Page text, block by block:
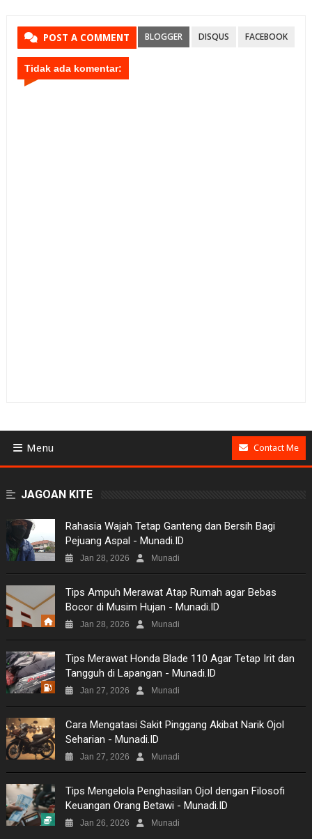
POST A COMMENT BLOGGER DISQUS FACEBOOK
Tidak ada komentar:
Menu
NEWS
MOVIES
MUSIC
PICTURES
SITEMAP
Contact Me
JAGOAN KITE
Rahasia Wajah Tetap Ganteng dan Bersih Bagi
Pejuang Aspal - Munadi.ID
Jan 28, 2026 Munadi
Tips Ampuh Merawat Atap Rumah agar Bebas
Bocor di Musim Hujan - Munadi.ID
Jan 28, 2026 Munadi
Tips Merawat Honda Blade 110 Agar Tetap Irit dan
Tangguh di Lapangan - Munadi.ID
Jan 27, 2026 Munadi
Cara Mengatasi Sakit Pinggang Akibat Narik Ojol
Seharian - Munadi.ID
Jan 27, 2026 Munadi
Tips Mengelola Penghasilan Ojol dengan Filosofi
Keuangan Orang Betawi - Munadi.ID
Jan 26, 2026 Munadi